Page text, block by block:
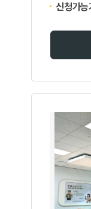
신청가